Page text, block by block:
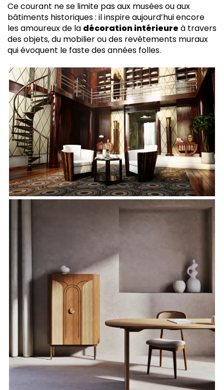
Ce courant ne se limite pas aux musées ou aux
bâtiments historiques : il inspire aujourd’hui encore
les amoureux de la décoration intérieure à travers
des objets, du mobilier ou des revêtements muraux
qui évoquent le faste des années folles.